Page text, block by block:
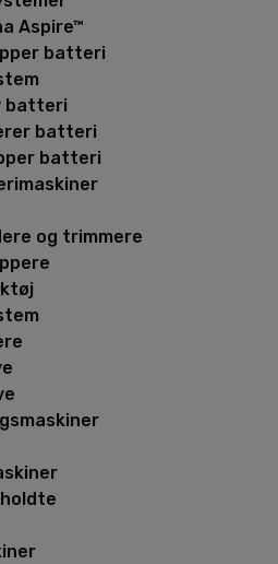
Aspire™
batteri
batteri
batteri
batteri
og trimmere